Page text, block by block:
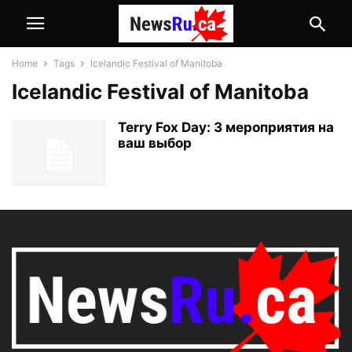
Home Tags Icelandic Festival of Manitoba
Icelandic Festival of Manitoba
Terry Fox Day: 3 мероприятия на
ваш выбор